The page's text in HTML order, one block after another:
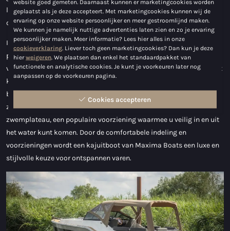
langere vakantie. Een kajuitboot kopen bij Maxima Boats wordt
daardoor steeds populairder.
In de kajuit is een slaapruimte aanwezig met comfortabele bedden,
perfect voor langere verblijven op het water. Veel boten met kajuit
van Maxima Boats beschikken bovendien over een keukenblok met
kookfaciliteiten en een kleine koelkast, wat ideaal is voor het
bereiden van maaltijden tijdens langere vaartochten. Voor de
zwemmers onder ons heeft Maxima Boats kajuitboten met een
zwemplateau, een populaire voorziening waarmee u veilig in en uit
het water kunt komen. Door de comfortabele indeling en
voorzieningen wordt een kajuitboot van Maxima Boats een luxe en
stijlvolle keuze voor ontspannen varen.
website goed gemeten. Daarnaast kunnen er marketingcookies worden
geplaatst als je deze accepteert. Met marketingcookies kunnen wij de
ervaring op onze website persoonlijker en meer gestroomlijnd maken.
We kunnen je namelijk nuttige advertenties laten zien en zo je ervaring
persoonlijker maken. Meer informatie? Lees hier alles in onze
cookieverklaring . Liever toch geen marketingcookies? Dan kun je deze
hierweigeren . We plaatsen dan enkel het standaardpakket van
functionele en analytische cookies. Je kunt je voorkeuren later nog
aanpassen op de voorkeuren pagina.
Cookies accepteren